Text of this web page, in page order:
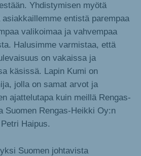
Yhdistymisen myötä
entistä parempaa
valikoimaa ja vahvempaa
Halusimme varmistaa, että
on vakaissa ja
käsissä. Lapin Kumi on
jolla on samat arvot ja
ajattelutapa kuin meillä Rengas-
Suomen Rengas-Heikki Oy:n
Haipus.
Suomen johtavista